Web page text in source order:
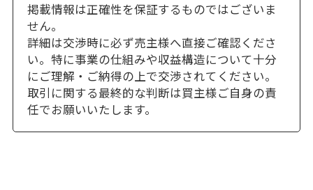
掲載情報は正確性を保証するものではございま
せん。
詳細は交渉時に必ず売主様へ直接ご確認くださ
い。特に事業の仕組みや収益構造について十分
にご理解・ご納得の上で交渉されてください。
取引に関する最終的な判断は買主様ご自身の責
任でお願いいたします。